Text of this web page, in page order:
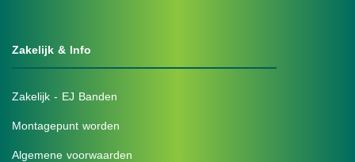
Zakelijk & Info
Zakelijk - EJ Banden
Montagepunt worden
Algemene voorwaarden